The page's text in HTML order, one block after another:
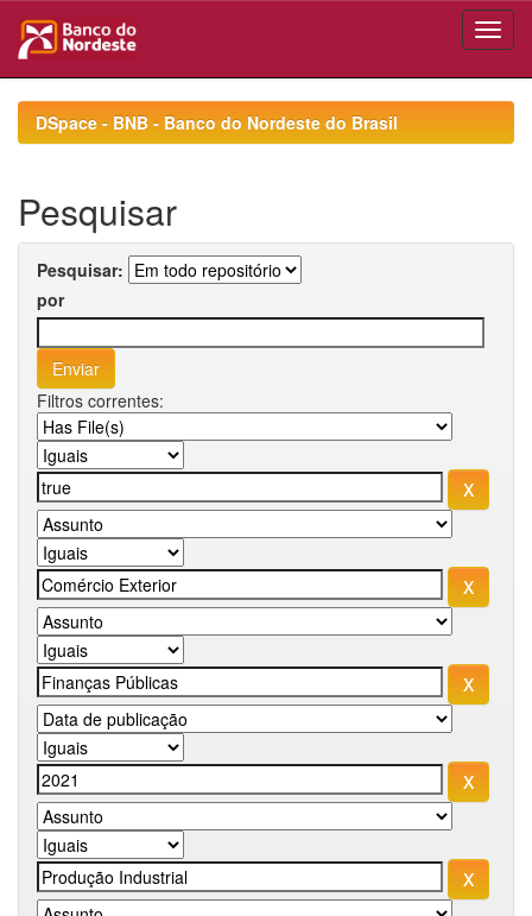
navigationDSpace - BNB - Banco do Nordeste do Brasil
Pesquisar
Pesquisar:
por
Filtros correntes: